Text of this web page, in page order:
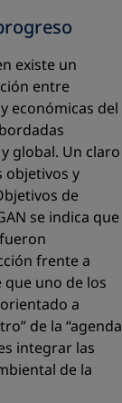
existe un
entre
económicas del
global. Un claro
objetivos y
de
se indica que
frente a
uno de los
a
de la “agenda
integrar las
de la